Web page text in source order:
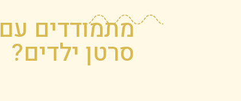
מתמודדים עם
סרטן ילדים?